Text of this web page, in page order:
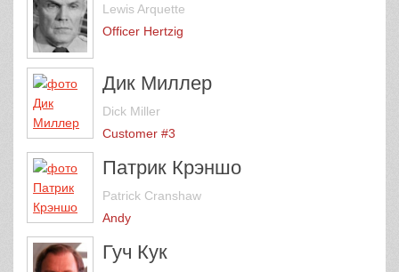
Lewis Arquette
Officer Hertzig
Дик Миллер
Dick Miller
Customer #3
Патрик Крэншо
Patrick Cranshaw
Andy
Гуч Кук